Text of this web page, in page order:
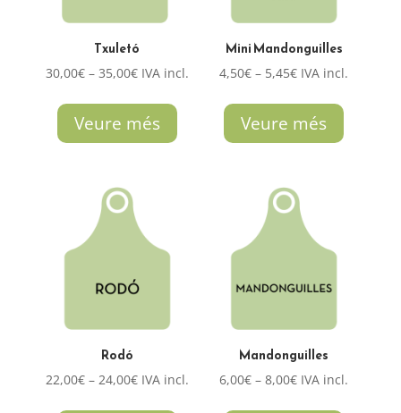
Txuletó
30,00€ – 35,00€Interval
preus:
30,00€
IVA incl.
Veure més
Mini Mandonguilles
4,50€ – 5,45€Interval
preus:
4,50€
IVA incl.
Veure més
Rodó
22,00€ – 24,00€Interval
IVA incl.
Mandonguilles
6,00€ – 8,00€Interval
IVA incl.